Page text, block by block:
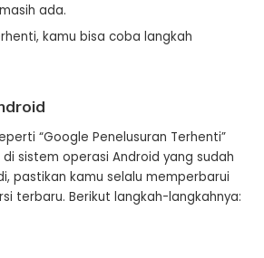
ada.
kamu bisa coba langkah
“Google Penelusuran Terhenti”
sistem operasi Android yang sudah
pastikan kamu selalu memperbarui
terbaru. Berikut langkah-langkahnya: